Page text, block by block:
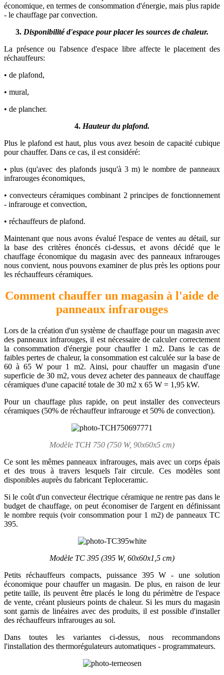
économique, en termes de consommation d'énergie, mais plus rapide
- le chauffage par convection.
3. Disponibilité d'espace pour placer les sources de chaleur.
La présence ou l'absence d'espace libre affecte le placement des
réchauffeurs:
• de plafond,
• mural,
• de plancher.
4. Hauteur du plafond.
Plus le plafond est haut, plus vous avez besoin de capacité cubique
pour chauffer. Dans ce cas, il est considéré:
• plus (qu'avec des plafonds jusqu'à 3 m) le nombre de panneaux
infrarouges économiques,
• convecteurs céramiques combinant 2 principes de fonctionnement
- infrarouge et convection,
• réchauffeurs de plafond.
Maintenant que nous avons évalué l'espace de ventes au détail, sur
la base des critères énoncés ci-dessus, et avons décidé que le
chauffage économique du magasin avec des panneaux infrarouges
nous convient, nous pouvons examiner de plus près les options pour
les réchauffeurs céramiques.
Comment chauffer un magasin à l'aide de
panneaux infrarouges
Lors de la création d'un système de chauffage pour un magasin avec
des panneaux infrarouges, il est nécessaire de calculer correctement
la consommation d'énergie pour chauffer 1 m2. Dans le cas de
faibles pertes de chaleur, la consommation est calculée sur la base de
60 à 65 W pour 1 m2. Ainsi, pour chauffer un magasin d'une
superficie de 30 m2, vous devez acheter des panneaux de chauffage
céramiques d'une capacité totale de 30 m2 x 65 W = 1,95 kW.
Pour un chauffage plus rapide, on peut installer des convecteurs
céramiques (50% de réchauffeur infrarouge et 50% de convection).
Modèle TCH 750 (750 W, 90x60x5 cm)
Ce sont les mêmes panneaux infrarouges, mais avec un corps épais
et des trous à travers lesquels l'air circule. Ces modèles sont
disponibles auprès du fabricant Teploceramic.
Si le coût d'un convecteur électrique céramique ne rentre pas dans le
budget de chauffage, on peut économiser de l'argent en définissant
le nombre requis (voir consommation pour 1 m2) de panneaux TC
395.
Modèle TC 395 (395 W, 60x60x1,5 cm)
Petits réchauffeurs compacts, puissance 395 W - une solution
économique pour chauffer un magasin. De plus, en raison de leur
petite taille, ils peuvent être placés le long du périmètre de l'espace
de vente, créant plusieurs points de chaleur. Si les murs du magasin
sont garnis de linéaires avec des produits, il est possible d'installer
des réchauffeurs infrarouges au sol.
Dans toutes les variantes ci-dessus, nous recommandons
l'installation des thermorégulateurs automatiques - programmateurs.